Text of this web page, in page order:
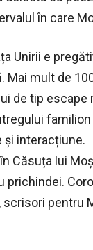
în care
Unirii e
Mai mult de
de tip
și interacțiune.
Căsuța lui
pentru